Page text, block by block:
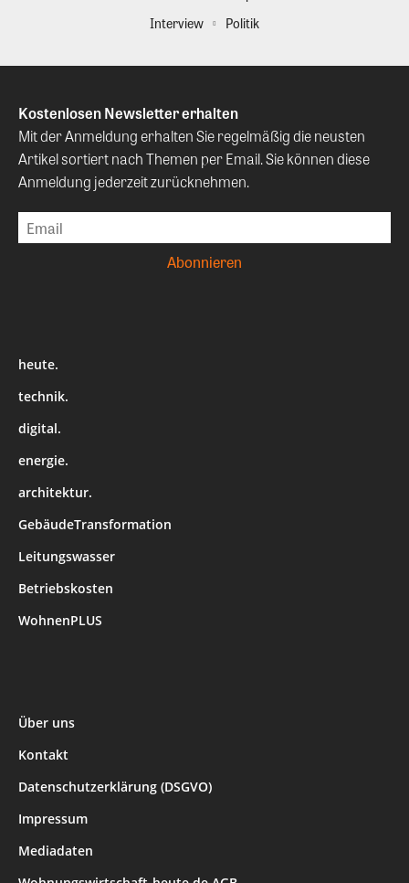
Interview
Politik
Kostenlosen Newsletter erhalten
Mit der Anmeldung erhalten Sie regelmäßig die neusten
Artikel sortiert nach Themen per Email. Sie können diese
Anmeldung jederzeit zurücknehmen.
heute.
technik.
digital.
energie.
architektur.
GebäudeTransformation
Leitungswasser
Betriebskosten
WohnenPLUS
Über uns
Kontakt
Datenschutzerklärung (DSGVO)
Impressum
Mediadaten